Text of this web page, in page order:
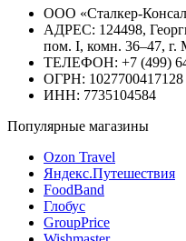
ООО «Сталкер-
АДРЕС: 124498,
пом. I, комн. 36–47, г.
ТЕЛЕФОН: +7 (499)
ОГРН: 1027700417128
ИНН: 7735104584
Популярные магазины
Ozon Travel
Яндекс.Путешествия
FoodBand
Глобус
GroupPrice